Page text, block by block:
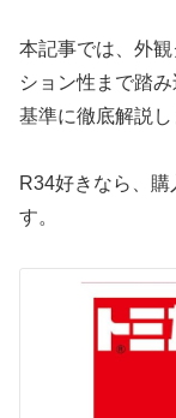
本記事では、外
ション性まで踏
基準に徹底解説し
R34好きなら、
す。